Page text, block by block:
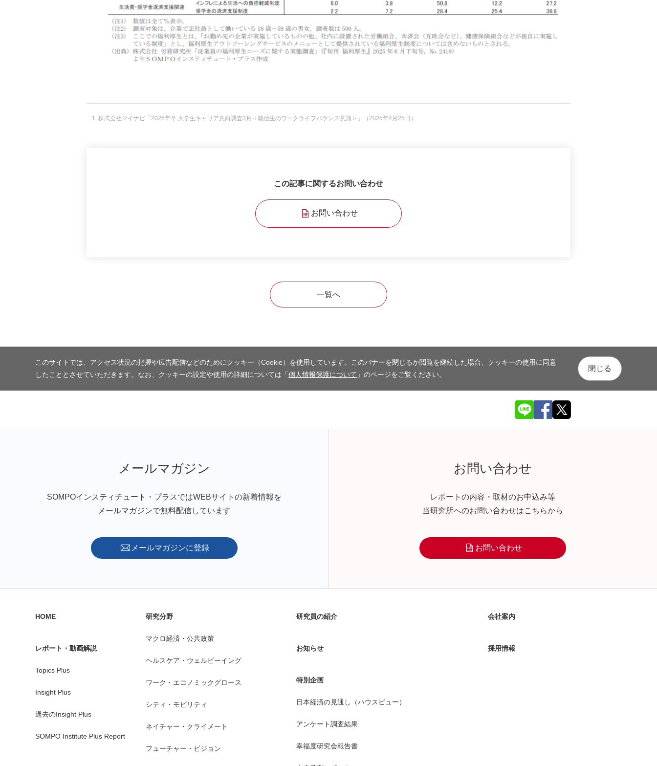
株式会社マイナビ「2026年卒 大学生キャリア意向調査3月＜就活生のワークライフバランス意識＞」（2025年4月25日）
この記事に関するお問い合わせ
お問い合わせ
一覧へ
このサイトでは、アクセス状況の把握や広告配信などのためにクッキー（Cookie）を使用しています。このバナーを閉じるか閲覧を継続した場合、クッキーの使用に同意
したこととさせていただきます。なお、クッキーの設定や使用の詳細については「個人情報保護について 」のページをご覧ください。
閉じる
メールマガジン
SOMPOインスティチュート・プラスではWEBサイトの新着情報を
メールマガジンで無料配信しています
メールマガジンに登録
お問い合わせ
レポートの内容・取材のお申込み等
当研究所へのお問い合わせはこちらから
お問い合わせ
HOME
レポート・動画解説
Topics Plus
Insight Plus
過去のInsight Plus
SOMPO Institute Plus Report
研究分野
マクロ経済・公共政策
ヘルスケア・ウェルビーイング
ワーク・エコノミックグロース
シティ・モビリティ
ネイチャー・クライメート
フューチャー・ビジョン
研究員の紹介
お知らせ
特別企画
日本経済の見通し（ハウスビュー）
アンケート調査結果
幸福度研究会報告書
会社案内
採用情報